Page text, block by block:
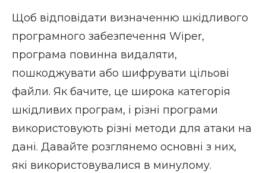
Щоб відповідати визначенню шкідливого
програмного забезпечення Wiper,
програма повинна видаляти,
пошкоджувати або шифрувати цільові
файли. Як бачите, це широка категорія
шкідливих програм, і різні програми
використовують різні методи для атаки на
дані. Давайте розглянемо основні з них,
які використовувалися в минулому.